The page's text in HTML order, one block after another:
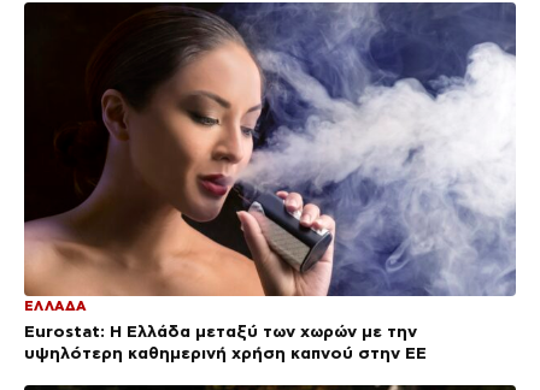
ΕΛΛΑΔΑ
Eurostat: Η Ελλάδα μεταξύ των χωρών με την
υψηλότερη καθημερινή χρήση καπνού στην ΕΕ